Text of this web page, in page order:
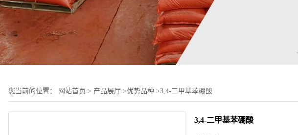
您当前的位置： 网站首页 > 产品展厅 >优势品种 >3,4-二甲基苯硼酸
3,4-二甲基苯硼酸